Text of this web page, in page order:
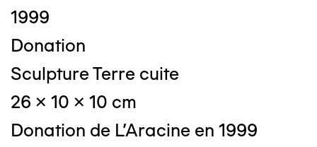
1999
Donation
Sculpture Terre cuite
26 x 10 x 10 cm
Donation de L'Aracine en 1999